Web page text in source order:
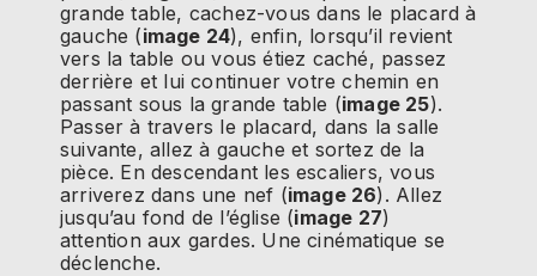
grande table, cachez-vous dans le placard à
gauche (image 24), enfin, lorsqu’il revient
vers la table ou vous étiez caché, passez
derrière et lui continuer votre chemin en
passant sous la grande table (image 25).
Passer à travers le placard, dans la salle
suivante, allez à gauche et sortez de la
pièce. En descendant les escaliers, vous
arriverez dans une nef (image 26). Allez
jusqu’au fond de l’église (image 27)
attention aux gardes. Une cinématique se
déclenche.